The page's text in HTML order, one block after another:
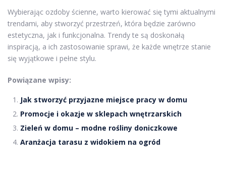
Wybierając ozdoby ścienne, warto kierować się tymi aktualnymi
trendami, aby stworzyć przestrzeń, która będzie zarówno
estetyczna, jak i funkcjonalna. Trendy te są doskonałą
inspiracją, a ich zastosowanie sprawi, że każde wnętrze stanie
się wyjątkowe i pełne stylu.
Powiązane wpisy:
Jak stworzyć przyjazne miejsce pracy w domu
Promocje i okazje w sklepach wnętrzarskich
Zieleń w domu – modne rośliny doniczkowe
Aranżacja tarasu z widokiem na ogród